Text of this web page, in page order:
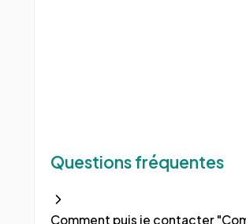
Questions fréquentes
Comment puis je contacter